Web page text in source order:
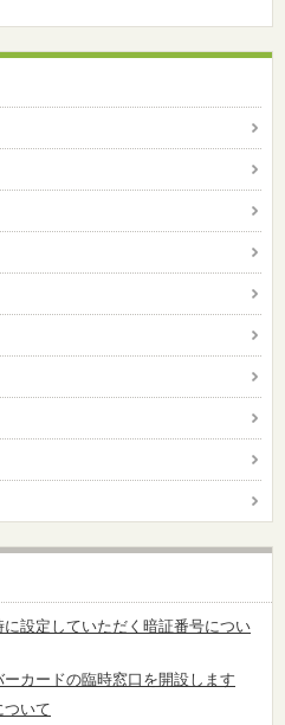
設定していただく暗証番号につい
カードの臨時窓口を開設します
ついて